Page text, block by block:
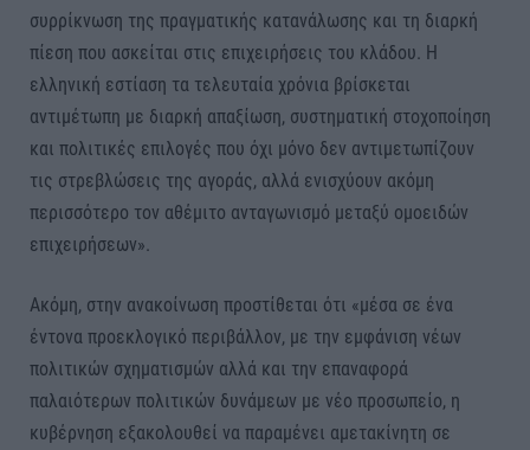
συρρίκνωση της πραγματικής κατανάλωσης και τη διαρκή
πίεση που ασκείται στις επιχειρήσεις του κλάδου. Η
ελληνική εστίαση τα τελευταία χρόνια βρίσκεται
αντιμέτωπη με διαρκή απαξίωση, συστηματική στοχοποίηση
και πολιτικές επιλογές που όχι μόνο δεν αντιμετωπίζουν
τις στρεβλώσεις της αγοράς, αλλά ενισχύουν ακόμη
περισσότερο τον αθέμιτο ανταγωνισμό μεταξύ ομοειδών
επιχειρήσεων».
Ακόμη, στην ανακοίνωση προστίθεται ότι «μέσα σε ένα
έντονα προεκλογικό περιβάλλον, με την εμφάνιση νέων
πολιτικών σχηματισμών αλλά και την επαναφορά
παλαιότερων πολιτικών δυνάμεων με νέο προσωπείο, η
κυβέρνηση εξακολουθεί να παραμένει αμετακίνητη σε